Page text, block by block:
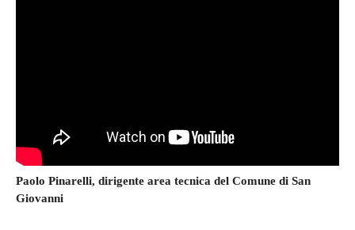
Paolo Pinarelli, dirigente area tecnica del Comune di San
Giovanni